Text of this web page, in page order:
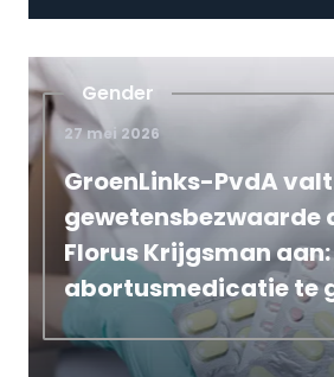
Gender
27 mei 2026
GroenLinks-PvdA valt
gewetensbezwaarde
Florus Krijgsman
abortusmedicatie te